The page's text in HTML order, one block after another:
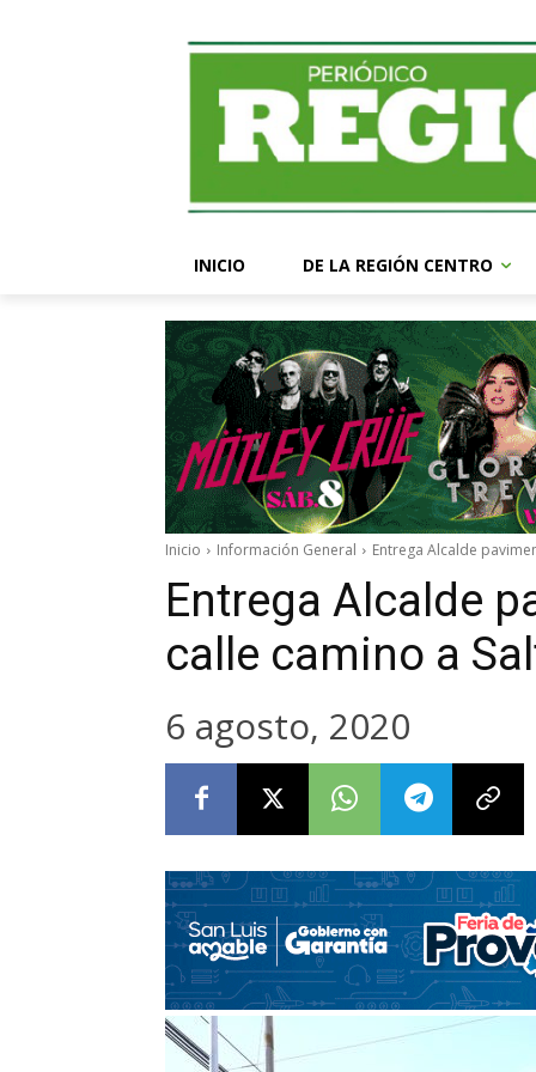
INICIO DE LA REGIÓN CENTRO
Inicio Información General Entrega Alcalde
Entrega Alcalde
calle camino a
6 agosto, 2020